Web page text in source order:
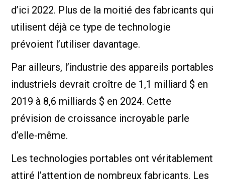
d’ici 2022. Plus de la moitié des fabricants qui
utilisent déjà ce type de technologie
prévoient l’utiliser davantage.
Par ailleurs, l’industrie des appareils portables
industriels devrait croître de 1,1 milliard $ en
2019 à 8,6 milliards $ en 2024. Cette
prévision de croissance incroyable parle
d’elle-même.
Les technologies portables ont véritablement
attiré l’attention de nombreux fabricants. Les